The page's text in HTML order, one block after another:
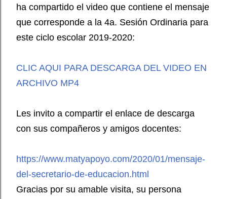
ha compartido el video que contiene el mensaje
que corresponde a la 4a. Sesión Ordinaria para
este ciclo escolar 2019-2020:
CLIC AQUI PARA DESCARGA DEL VIDEO EN
ARCHIVO MP4
Les invito a compartir el enlace de descarga
con sus compañeros y amigos docentes:
https://www.matyapoyo.com/2020/01/mensaje-
del-secretario-de-educacion.html
Gracias por su amable visita, su persona